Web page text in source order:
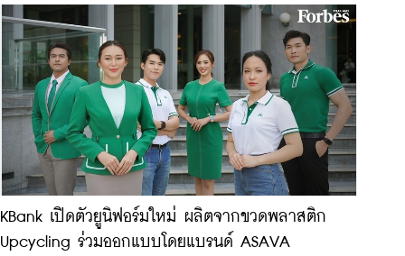
KBank เปิดตัวยูนิฟอร์มใหม่ ผลิตจากขวดพลาสติก
Upcycling ร่วมออกแบบโดยแบรนด์ ASAVA